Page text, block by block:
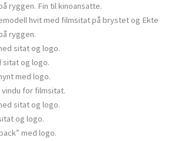
ryggen. Fin til kinoansatte.
hvit med filmsitat på brystet og Ekte
ryggen.
sitat og logo.
og logo.
med logo.
vindu for filmsitat.
sitat og logo.
og logo.
med logo.